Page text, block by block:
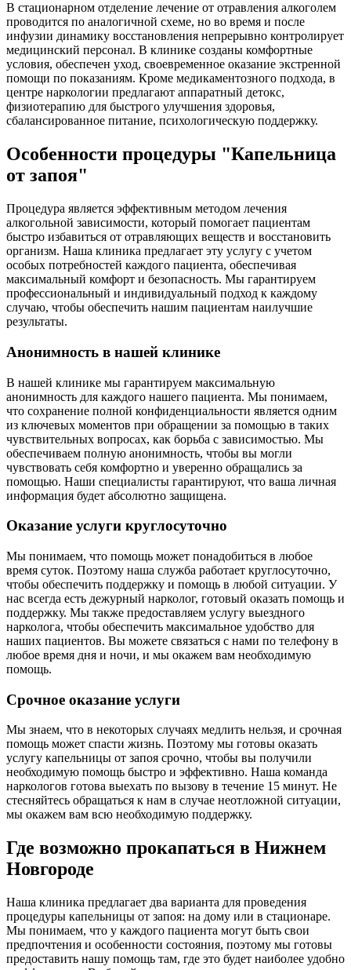
В стационарном отделение лечение от отравления алкоголем
проводится по аналогичной схеме, но во время и после
инфузии динамику восстановления непрерывно контролирует
медицинский персонал. В клинике созданы комфортные
условия, обеспечен уход, своевременное оказание экстренной
помощи по показаниям. Кроме медикаментозного подхода, в
центре наркологии предлагают аппаратный детокс,
физиотерапию для быстрого улучшения здоровья,
сбалансированное питание, психологическую поддержку.
Особенности процедуры "Капельница
от запоя"
Процедура является эффективным методом лечения
алкогольной зависимости, который помогает пациентам
быстро избавиться от отравляющих веществ и восстановить
организм. Наша клиника предлагает эту услугу с учетом
особых потребностей каждого пациента, обеспечивая
максимальный комфорт и безопасность. Мы гарантируем
профессиональный и индивидуальный подход к каждому
случаю, чтобы обеспечить нашим пациентам наилучшие
результаты.
Анонимность в нашей клинике
В нашей клинике мы гарантируем максимальную
анонимность для каждого нашего пациента. Мы понимаем,
что сохранение полной конфиденциальности является одним
из ключевых моментов при обращении за помощью в таких
чувствительных вопросах, как борьба с зависимостью. Мы
обеспечиваем полную анонимность, чтобы вы могли
чувствовать себя комфортно и уверенно обращались за
помощью. Наши специалисты гарантируют, что ваша личная
информация будет абсолютно защищена.
Оказание услуги круглосуточно
Мы понимаем, что помощь может понадобиться в любое
время суток. Поэтому наша служба работает круглосуточно,
чтобы обеспечить поддержку и помощь в любой ситуации. У
нас всегда есть дежурный нарколог, готовый оказать помощь и
поддержку. Мы также предоставляем услугу выездного
нарколога, чтобы обеспечить максимальное удобство для
наших пациентов. Вы можете связаться с нами по телефону в
любое время дня и ночи, и мы окажем вам необходимую
помощь.
Срочное оказание услуги
Мы знаем, что в некоторых случаях медлить нельзя, и срочная
помощь может спасти жизнь. Поэтому мы готовы оказать
услугу капельницы от запоя срочно, чтобы вы получили
необходимую помощь быстро и эффективно. Наша команда
наркологов готова выехать по вызову в течение 15 минут. Не
стесняйтесь обращаться к нам в случае неотложной ситуации,
мы окажем вам всю необходимую поддержку.
Где возможно прокапаться в Нижнем
Новгороде
Наша клиника предлагает два варианта для проведения
процедуры капельницы от запоя: на дому или в стационаре.
Мы понимаем, что у каждого пациента могут быть свои
предпочтения и особенности состояния, поэтому мы готовы
предоставить нашу помощь там, где это будет наиболее удобно